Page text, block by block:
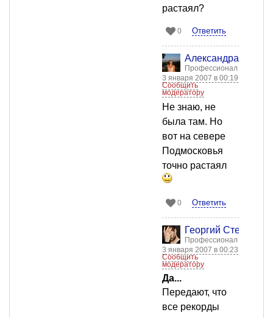
растаял?
0 Ответить
Александра
Профессионал
3 января 2007 в 00:19
Сообщить
модератору
Не знаю, не
была там. Но
вот на севере
Подмосковья
точно растаял
0 Ответить
Георгий Стенкин
Профессионал
3 января 2007 в 00:23
Сообщить
модератору
Да...
Передают, что
все рекорды